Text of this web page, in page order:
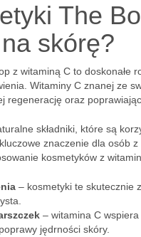
The
skórę?
z witaminą C to
Witaminy C znanej ze
regenerację oraz
składniki, które są
znaczenie dla osób
kosmetyków z
– kosmetyki te skutecznie
– witamina C
jędrności skóry.